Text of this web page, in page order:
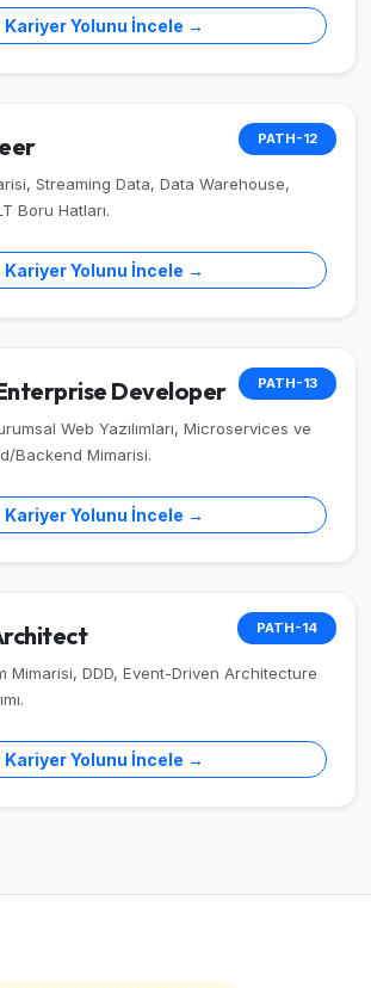
Kariyer Yolunu İncele →
PATH-12
Streaming Data, Data Warehouse,
Boru Hatları.
Kariyer Yolunu İncele →
PATH-13
Developer
Web Yazılımları, Microservices ve
Backend Mimarisi.
Kariyer Yolunu İncele →
PATH-14
Mimarisi, DDD, Event-Driven Architecture
Kariyer Yolunu İncele →